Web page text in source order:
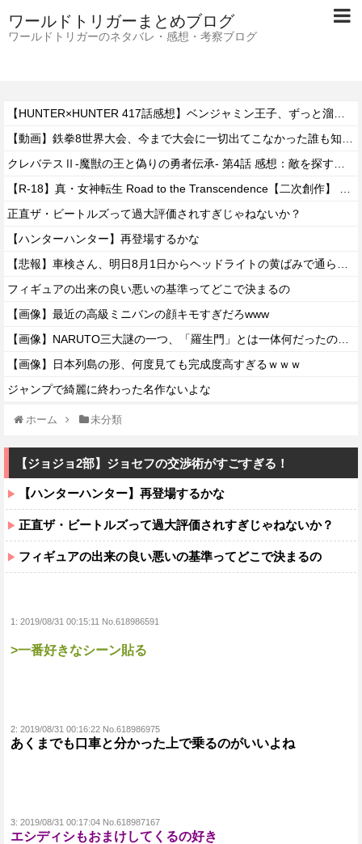
ワールドトリガーまとめブログ
ワールドトリガーのネタバレ・感想・考察ブログ
正直ザ・ビートルズって過大評価されすぎじゃねないか？
【ハンターハンター】再登場するかな
フィギュアの出来の良い悪いの基準ってどこで決まるの
【画像】最近の高級ミニバンの顔キモすぎだろwww
【画像】日本列島の形、何度見ても完成度高すぎるｗｗｗ
ジャンプで綺麗に終わった名作ないよな
ホーム 未分類
【ジョジョ2部】ジョセフの交渉術がすごすぎる！
【ハンターハンター】再登場するかな
正直ザ・ビートルズって過大評価されすぎじゃねないか？
フィギュアの出来の良い悪いの基準ってどこで決まるの
1: 2019/08/31 00:15:11 No.618986591
>一番好きなシーン貼る
2: 2019/08/31 00:16:22 No.618986975
あくまでも口車と分かった上で乗るのがいいよね
3: 2019/08/31 00:17:04 No.618987167
エシディシもおまけしてくるの好き